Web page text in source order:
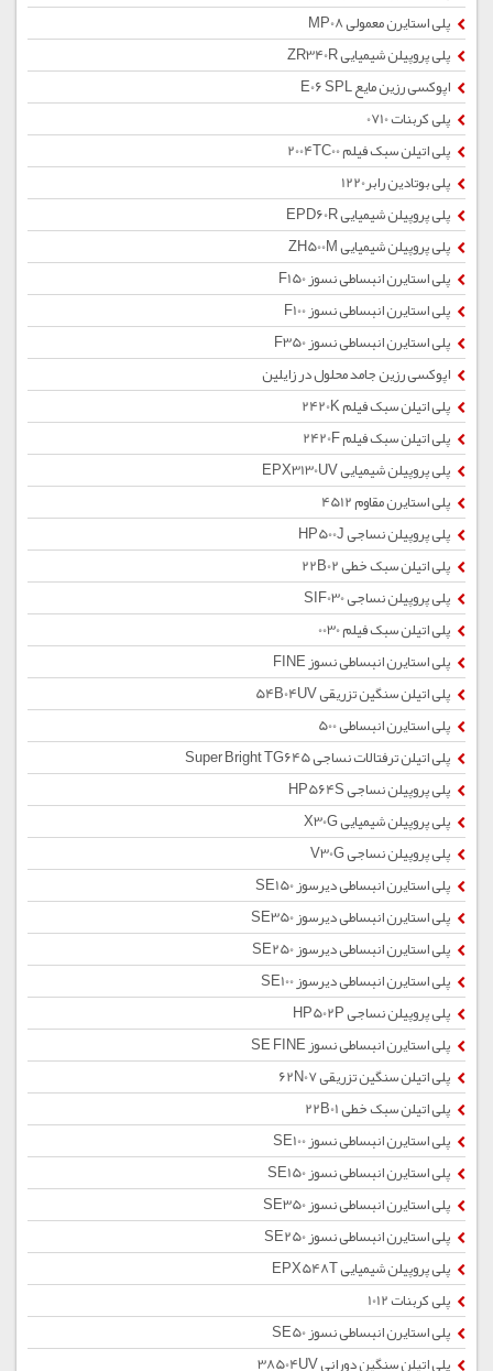
پلی استایرن معمولی MP08
پلی پروپیلن شیمیایی ZR340R
اپوکسی رزین مایع E06 SPL
پلی کربنات 0710
پلی اتیلن سبک فیلم 2004TC00
پلی بوتادین رابر1220
پلی پروپیلن شیمیایی EPD60R
پلی پروپیلن شیمیایی ZH500M
پلی استایرن انبساطی نسوز F150
پلی استایرن انبساطی نسوز F100
پلی استایرن انبساطی نسوز F350
اپوکسی رزین جامد محلول در زایلین
پلی اتیلن سبک فیلم 2420K
پلی اتیلن سبک فیلم 2420F
پلی پروپیلن شیمیایی EPX3130UV
پلی استایرن مقاوم 4512
پلی پروپیلن نساجی HP500J
پلی اتیلن سبک خطی 22B02
پلی پروپیلن نساجی SIF030
پلی اتیلن سبک فیلم 0030
پلی استایرن انبساطی نسوز FINE
پلی اتیلن سنگین تزریقی 54B04UV
پلی استایرن انبساطی 500
پلی اتیلن ترفتالات نساجی Super Bright TG645
پلی پروپیلن نساجی HP564S
پلی پروپیلن شیمیایی X30G
پلی پروپیلن نساجی V30G
پلی استایرن انبساطی دیرسوز SE150
پلی استایرن انبساطی دیرسوز SE350
پلی استایرن انبساطی دیرسوز SE250
پلی استایرن انبساطی دیرسوز SE100
پلی پروپیلن نساجی HP502P
پلی استایرن انبساطی نسوز SE FINE
پلی اتیلن سنگین تزریقی 62N07
پلی اتیلن سبک خطی 22B01
پلی استایرن انبساطی نسوز SE100
پلی استایرن انبساطی نسوز SE150
پلی استایرن انبساطی نسوز SE350
پلی استایرن انبساطی نسوز SE250
پلی پروپیلن شیمیایی EPX548T
پلی کربنات 1012
پلی استایرن انبساطی نسوز SE50
پلی اتیلن سنگین دورانی 38504UV